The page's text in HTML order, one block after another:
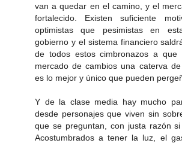
van a quedar en el camino, y el
fortalecido. Existen suficiente
optimistas que pesimistas en
gobierno y el sistema financiero
de todos estos cimbronazos a que
mercado de cambios una caterva
es lo mejor y único que pueden
Y de la clase media hay mucho
desde personajes que viven sin
que se preguntan, con justa razón
Acostumbrados a tener la luz, el